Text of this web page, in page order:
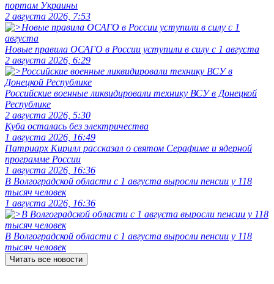
портам Украины
2 августа 2026, 7:53
Новые правила ОСАГО в России уступили в силу с 1 августа
2 августа 2026, 6:29
Российские военные ликвидировали технику ВСУ в Донецкой
Республике
2 августа 2026, 5:30
Куба осталась без электричества
1 августа 2026, 16:49
Патриарх Кирилл рассказал о святом Серафиме и ядерной
программе России
1 августа 2026, 16:36
В Волгоградской области с 1 августа выросли пенсии у 118
тысяч человек
1 августа 2026, 16:36
В Волгоградской области с 1 августа выросли пенсии у 118
тысяч человек
Читать все новости